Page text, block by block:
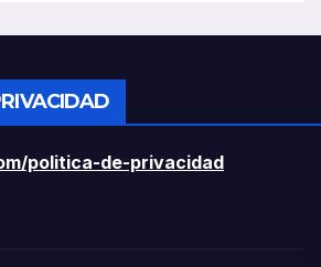
politica-de-privacidad